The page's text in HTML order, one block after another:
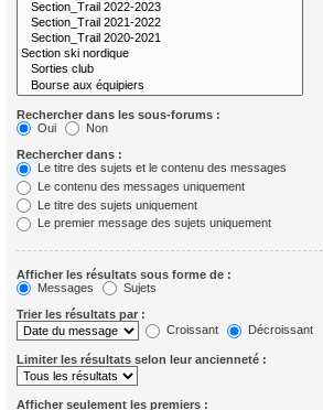
Rechercher dans les sous-forums :
Oui
Non
Rechercher dans :
Le titre des sujets et le contenu des messages
Le contenu des messages uniquement
Le titre des sujets uniquement
Le premier message des sujets uniquement
Afficher les résultats sous forme de :
Messages
Sujets
Trier les résultats par :
Croissant
Décroissant
Limiter les résultats selon leur ancienneté :
Afficher seulement les premiers :